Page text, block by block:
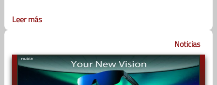
Leer más
Noticias